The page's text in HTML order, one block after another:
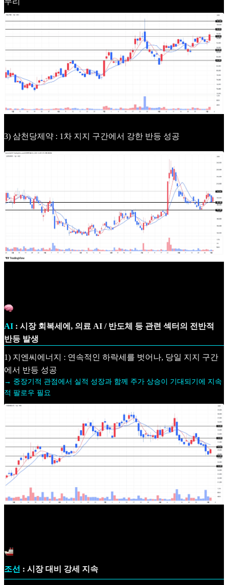
3) 삼천당제약 : 1차 지지 구간에서 강한 반등 성공
AI : 시장 회복세에, 의료 AI / 반도체 등 관련 섹터의 전반적
반등 발생
1) 지엔씨에너지 : 연속적인 하락세를 벗어나, 당일 지지 구간
에서 반등 성공
→ 중장기적 관점에서 실적 성장과 함께 주가 상승이 기대되기에 지속
적 팔로우 필요
조선 : 시장 대비 강세 지속